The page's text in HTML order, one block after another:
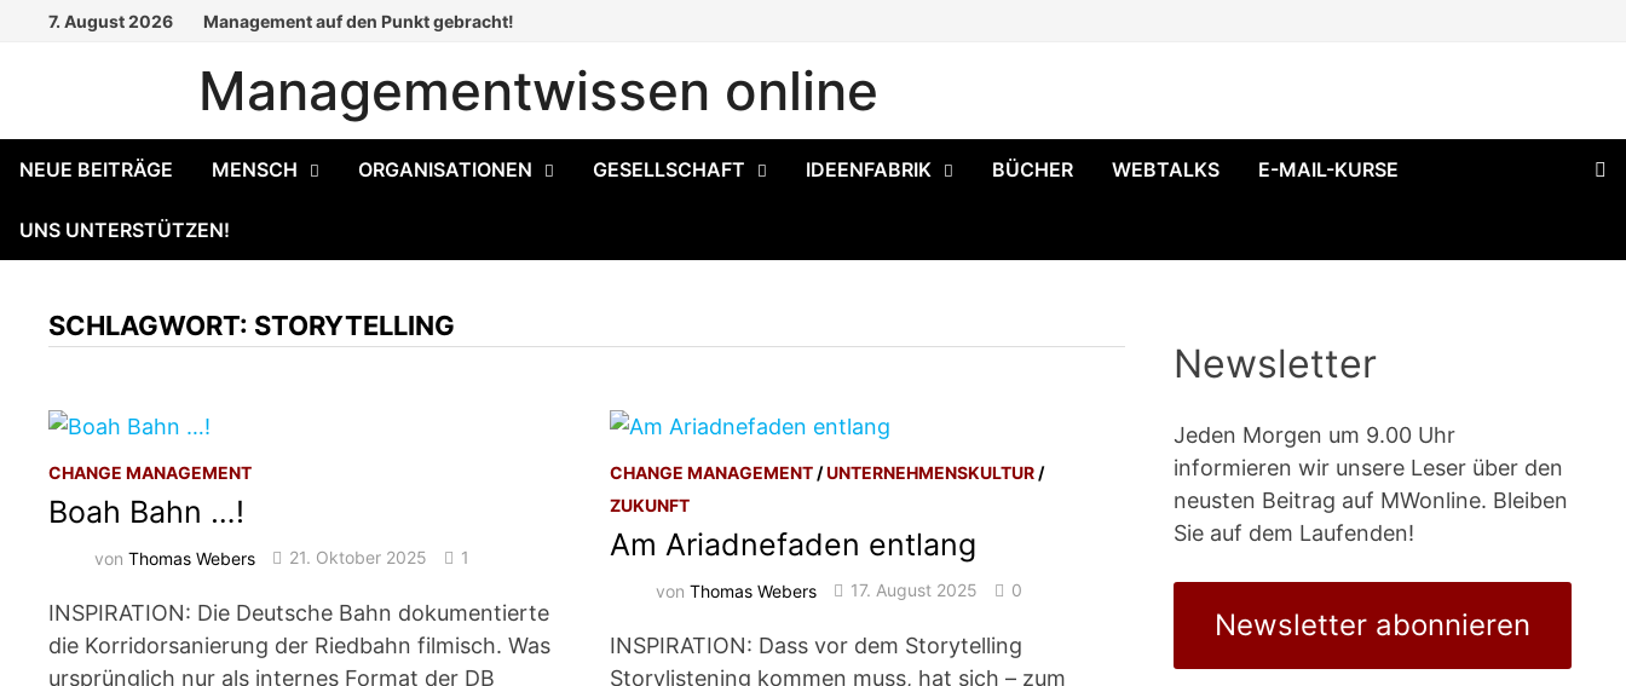
7. August 2026 Management auf den Punkt gebracht!
Managementwissen online
NEUE BEITRÄGE MENSCH ORGANISATIONEN GESELLSCHAFT IDEENFABRIK BÜCHER WEBTALKS E-MAIL-KURSE
UNS UNTERSTÜTZEN!
SCHLAGWORT: STORYTELLING
CHANGE MANAGEMENT
Boah Bahn …!
vonThomas Webers 21. Oktober 2025 1
INSPIRATION: Die Deutsche Bahn dokumentierte
die Korridorsanierung der Riedbahn filmisch. Was
ursprünglich nur als internes Format der DB
CHANGE MANAGEMENT /UNTERNEHMENSKULTUR /
ZUKUNFT
Am Ariadnefaden entlang
vonThomas Webers 17. August 2025 0
INSPIRATION: Dass vor dem Storytelling
Storylistening kommen muss, hat sich – zum
Newsletter
Jeden Morgen um 9.00 Uhr
informieren wir unsere Leser über den
neusten Beitrag auf MWonline. Bleiben
Sie auf dem Laufenden!
Newsletter abonnieren